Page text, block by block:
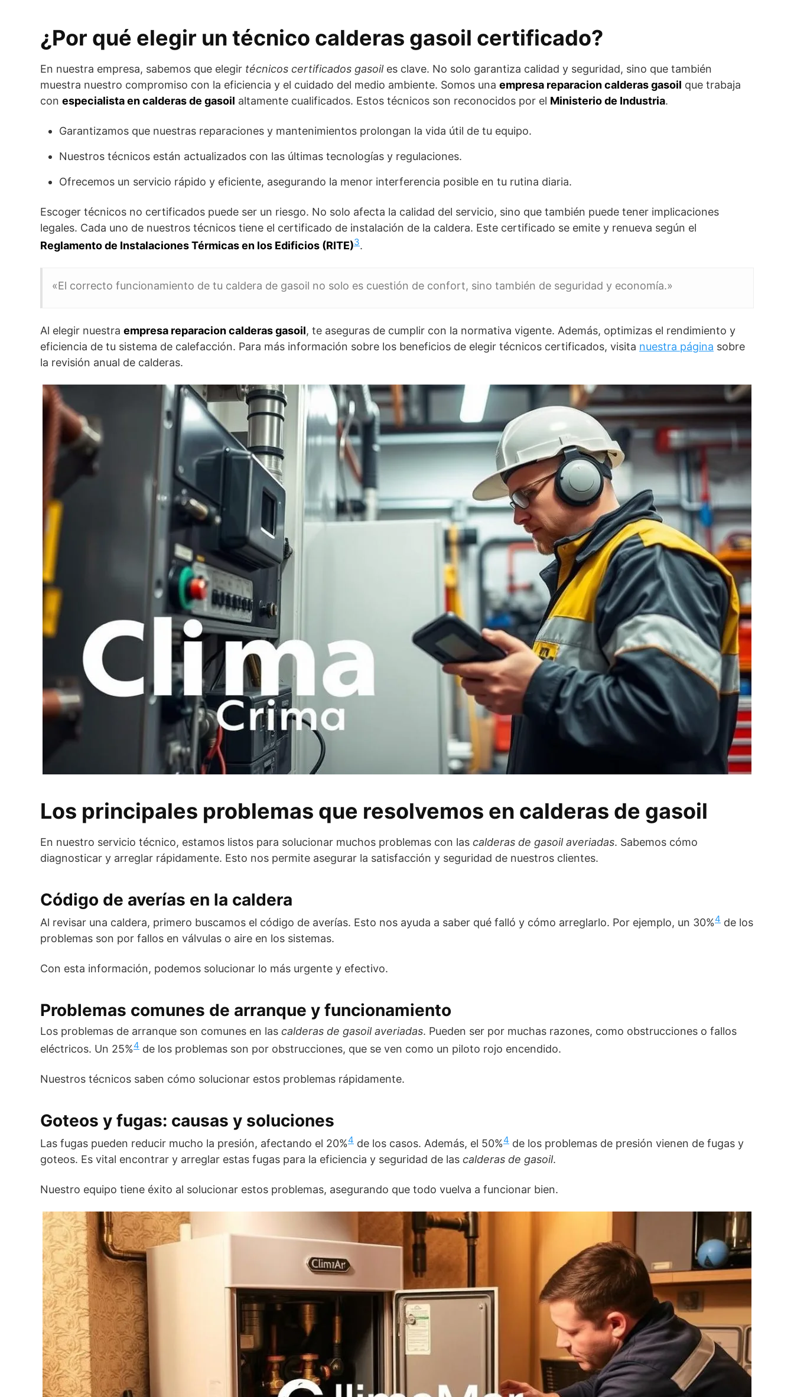
¿Por qué elegir un técnico calderas gasoil certificado?
En nuestra empresa, sabemos que elegir técnicos certificados gasoiles clave. No solo garantiza calidad y seguridad, sino que también
muestra nuestro compromiso con la eficiencia y el cuidado del medio ambiente. Somos una empresa reparacion calderas gasoil que trabaja
con especialista en calderas de gasoil altamente cualificados. Estos técnicos son reconocidos por el Ministerio de Industria.
Garantizamos que nuestras reparaciones y mantenimientos prolongan la vida útil de tu equipo.
Nuestros técnicos están actualizados con las últimas tecnologías y regulaciones.
Ofrecemos un servicio rápido y eficiente, asegurando la menor interferencia posible en tu rutina diaria.
Escoger técnicos no certificados puede ser un riesgo. No solo afecta la calidad del servicio, sino que también puede tener implicaciones
legales. Cada uno de nuestros técnicos tiene el certificado de instalación de la caldera. Este certificado se emite y renueva según el
Reglamento de Instalaciones Térmicas en los Edificios (RITE)3.
«El correcto funcionamiento de tu caldera de gasoil no solo es cuestión de confort, sino también de seguridad y economía.»
Al elegir nuestra empresa reparacion calderas gasoil, te aseguras de cumplir con la normativa vigente. Además, optimizas el rendimiento y
eficiencia de tu sistema de calefacción. Para más información sobre los beneficios de elegir técnicos certificados, visita nuestra página sobre
la revisión anual de calderas.
Los principales problemas que resolvemos en calderas de gasoil
En nuestro servicio técnico, estamos listos para solucionar muchos problemas con las calderas de gasoil averiadas. Sabemos cómo
diagnosticar y arreglar rápidamente. Esto nos permite asegurar la satisfacción y seguridad de nuestros clientes.
Código de averías en la caldera
Al revisar una caldera, primero buscamos el código de averías. Esto nos ayuda a saber qué falló y cómo arreglarlo. Por ejemplo, un 30%4 de los
problemas son por fallos en válvulas o aire en los sistemas.
Con esta información, podemos solucionar lo más urgente y efectivo.
Problemas comunes de arranque y funcionamiento
Los problemas de arranque son comunes en las calderas de gasoil averiadas. Pueden ser por muchas razones, como obstrucciones o fallos
eléctricos. Un 25%4 de los problemas son por obstrucciones, que se ven como un piloto rojo encendido.
Nuestros técnicos saben cómo solucionar estos problemas rápidamente.
Goteos y fugas: causas y soluciones
Las fugas pueden reducir mucho la presión, afectando el 20%4 de los casos. Además, el 50%4 de los problemas de presión vienen de fugas y
goteos. Es vital encontrar y arreglar estas fugas para la eficiencia y seguridad de las calderas de gasoil.
Nuestro equipo tiene éxito al solucionar estos problemas, asegurando que todo vuelva a funcionar bien.